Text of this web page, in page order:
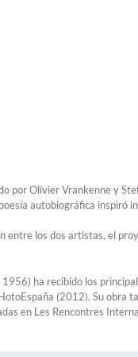
por Olivier Vrankenne y
autobiográfica inspiró
entre los dos artistas, el
1956) ha recibido los
(2012). Su obra
en Les Rencontres